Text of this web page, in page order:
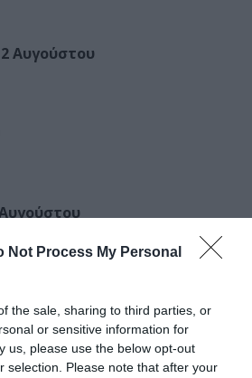
Not Process My Personal
the sale, sharing to third parties, or
or sensitive information for
us, please use the below opt-out
selection. Please note that after your
Αυγούστου
Αυγούστου